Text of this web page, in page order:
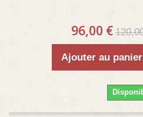
96,00 €
Ajouter au panier